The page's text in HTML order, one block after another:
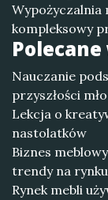
Wypożyczalnia
kompleksowy
Nauczanie
przyszłości
Lekcja o
nastolatków
Biznes
trendy na rynku
Rynek mebli